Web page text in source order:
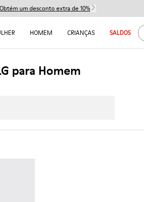
Obtém um desconto extra de 10%
HOMEM CRIANÇAS SALDOS
para Homem